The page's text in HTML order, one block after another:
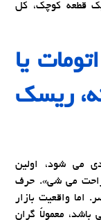
قطعه کوچک، کل
یا
ریسک
می شود، اولین
می شی». حرف
واقعیت بازار
معمولاً گران